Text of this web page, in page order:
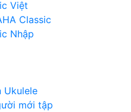
Việt
Classic
Nhập
Ukulele
mới tập